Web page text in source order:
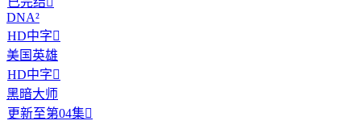
DNA²
HD中字
美国英雄
HD中字
黑暗大师
更新至第04集